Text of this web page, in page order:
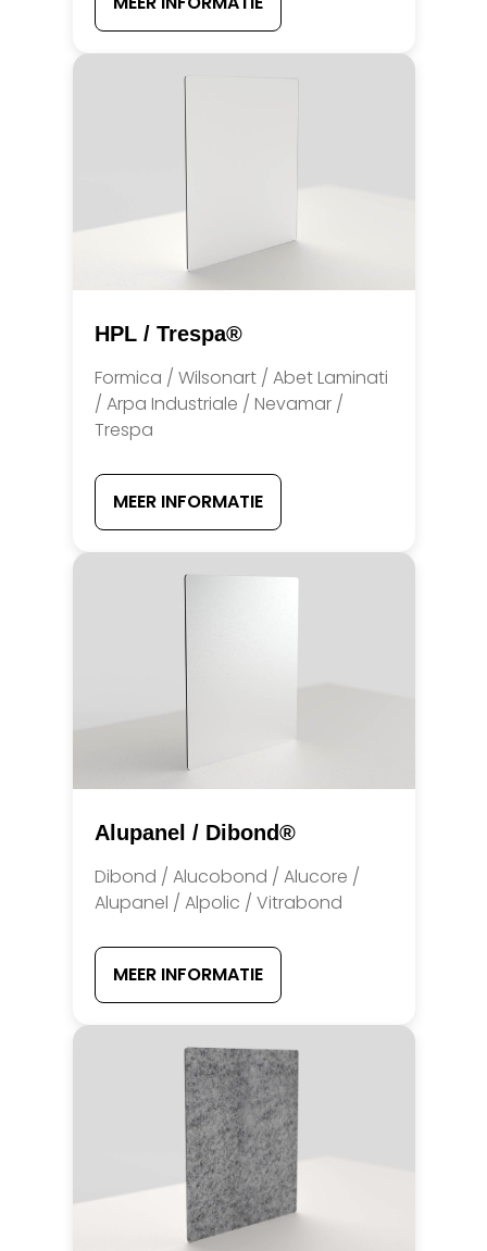
HPL / Trespa®
Formica / Wilsonart / Abet Laminati
/ Arpa Industriale / Nevamar /
Trespa
MEER INFORMATIE
Alupanel / Dibond®
Dibond / Alucobond / Alucore /
Alupanel / Alpolic / Vitrabond
MEER INFORMATIE